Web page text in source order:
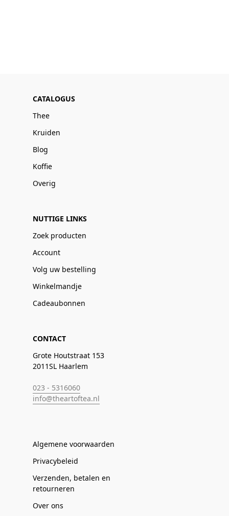
CATALOGUS
Thee
Kruiden
Blog
Koffie
Overig
NUTTIGE LINKS
Zoek producten
Account
Volg uw bestelling
Winkelmandje
Cadeaubonnen
CONTACT
Grote Houtstraat 153
2011SL Haarlem
023 - 5316060
info@theartoftea.nl
Algemene voorwaarden
Privacybeleid
Verzenden, betalen en
retourneren
Over ons